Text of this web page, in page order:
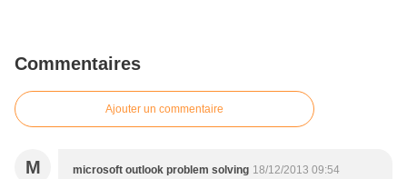
Commentaires
Ajouter un commentaire
M microsoft outlook problem solving 18/12/2013 09:54